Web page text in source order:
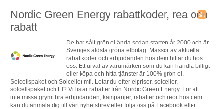
Nordic Green Energy rabattkoder, rea och
rabatt
De har sålt grön el ända sedan starten år 2000 och är
Sveriges äldsta gröna elbolag. Massor av aktuella
rabattkoder och erbjudanden hos dem hittar du hos
oss. Ett urval av varumärken som du kan handla billigt
eller köpa och hitta tjänster är 100% grön el,
Solcellspaket och Solceller mfl. Letar du efter elpriser, solceller,
solcellspaket och El? Vi listar rabatter från Nordic Green Energy. För att
inte missa grymt bra erbjudanden, kampanjer, rabatter och reor hos dem
kan du anmäla dig till vårt nyhetsbrev eller följa oss på Facebook eller